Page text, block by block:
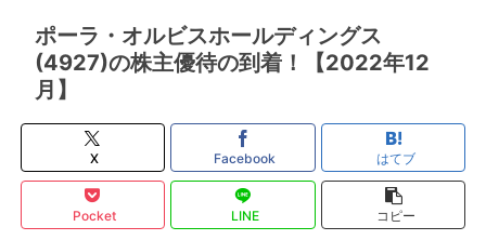
ポーラ・オルビスホールディングス
(4927)の株主優待の到着！【2022年12
月】
X Facebook はてブ
Pocket LINE コピー